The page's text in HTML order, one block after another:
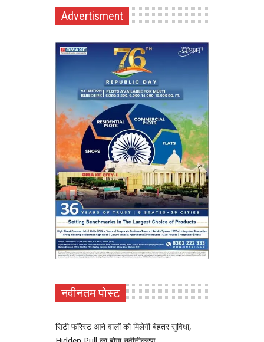
Advertisment
नवीनतम पोस्ट
सिटी फॉरेस्ट आने वालों को मिलेगी बेहतर सुविधा,